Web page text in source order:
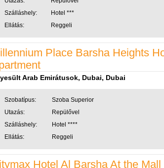
Szálláshely:
Hotel ***
Ellátás:
Reggeli
Place Barsha Heights
Arab Emirátusok, Dubai, Dubai
Szobatípus:
Szoba Superior
Utazás:
Repülővel
Szálláshely:
Hotel ****
Ellátás:
Reggeli
Hotel Al Barsha At the Mall